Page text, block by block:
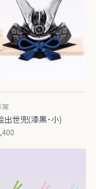
窯
出世兜(漆黒･小)